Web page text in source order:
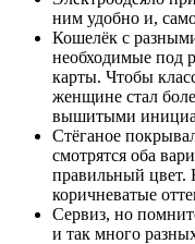
ним удобно и,
Кошелёк с
необходимые под
карты. Чтобы
женщине стал
вышитыми
Стёганое
смотрятся оба
правильный цвет.
коричневатые
Сервиз, но
и так много